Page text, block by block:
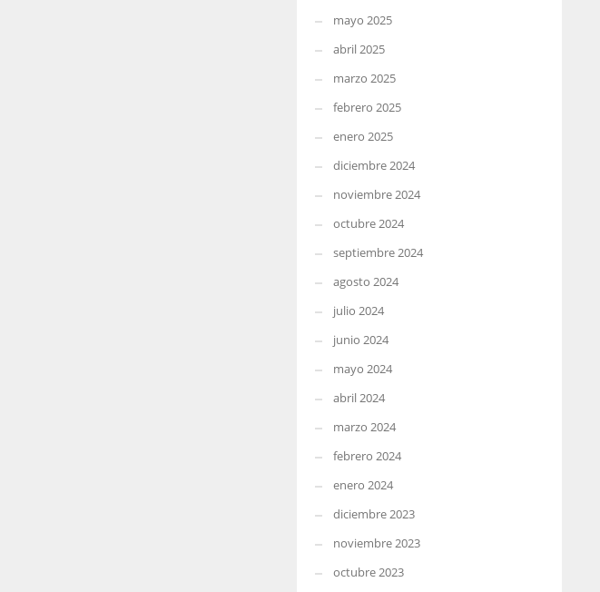
mayo 2025
abril 2025
marzo 2025
febrero 2025
enero 2025
diciembre 2024
noviembre 2024
octubre 2024
septiembre 2024
agosto 2024
julio 2024
junio 2024
mayo 2024
abril 2024
marzo 2024
febrero 2024
enero 2024
diciembre 2023
noviembre 2023
octubre 2023